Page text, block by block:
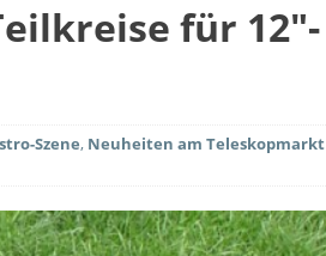
für 12″-
Szene, Neuheiten am Teleskopmarkt